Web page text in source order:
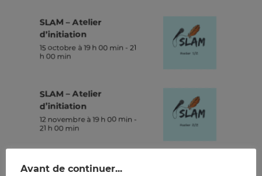
SLAM – Atelier
d’initiation
15 octobre à 19 h 00 min - 21
h 00 min
SLAM – Atelier
d’initiation
12 novembre à 19 h 00 min -
21 h 00 min
Réserver
Avant de continuer...